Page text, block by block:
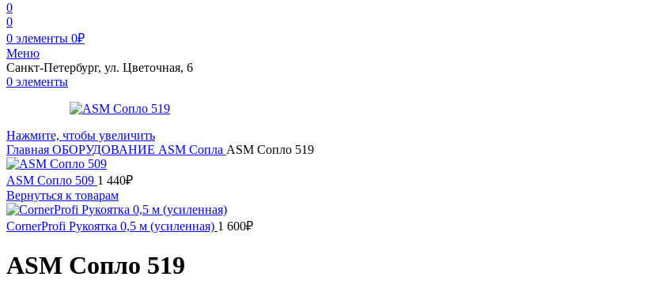
0
0
0 элементы 0₽
Меню
Санкт-Петербург, ул. Цветочная, 6
0 элементы
Нажмите, чтобы увеличить
Главная ОБОРУДОВАНИЕ ASM Сопла ASM Сопло 519
ASM Сопло 509 1 440₽
Вернуться к товарам
CornerProfi Рукоятка 0,5 м (усиленная) 1 600₽
ASM Сопло 519